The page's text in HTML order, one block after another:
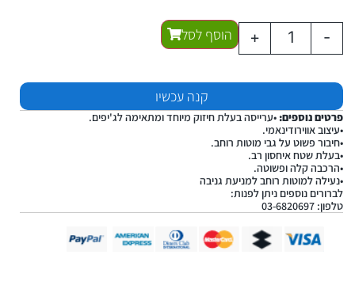
-
+ הוסף לסל
קנה עכשיו
פרטים נוספים: •ערייסה בעלת חיזוק מיוחד ומתאימה לג'יפים.
•עיצוב אווירודינאמי.
•חיבור פשוט על גבי מוטות רוחב.
•בעלת שטח איחסון רב.
•הרכבה קלה ופשוטה.
•נעילה למוטות רוחב למניעת גניבה
לברורים נוספים ניתן לפנות:
טלפון: 03-6820697